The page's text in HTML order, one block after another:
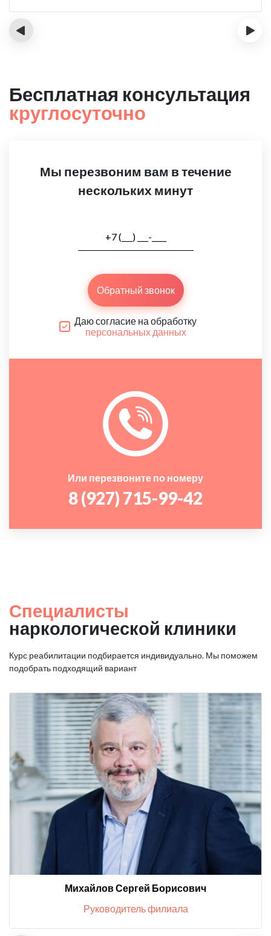
‹ ›
Бесплатная консультация
круглосуточно
Мы перезвоним вам в течение
нескольких минут
Обратный звонок
Даю согласие на обработку
персональных данных
Или перезвоните по номеру
8 (927) 715-99-42
Специалисты
наркологической клиники
Курс реабилитации подбирается индивидуально. Мы поможем
подобрать подходящий вариант
Михайлов Сергей Борисович
Руководитель филиала